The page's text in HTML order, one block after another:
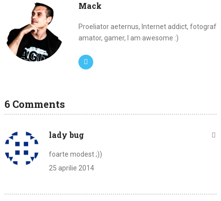
Mack
Proeliator aeternus, Internet addict, fotograf
amator, gamer, I am awesome :)
6 Comments
lady bug
foarte modest ;))
25 aprilie 2014